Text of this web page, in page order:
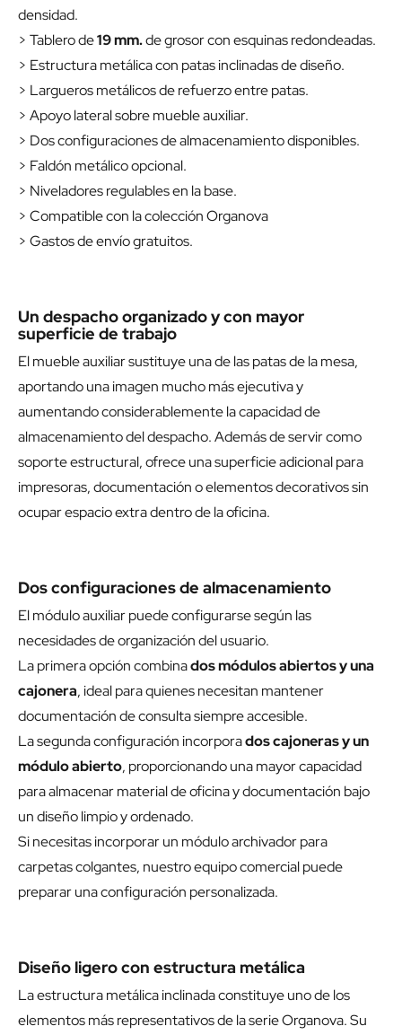
densidad.
> Tablero de19 mm.de grosor con esquinas redondeadas.
> Estructura metálica con patas inclinadas de diseño.
> Largueros metálicos de refuerzo entre patas.
> Apoyo lateral sobre mueble auxiliar.
> Dos configuraciones de almacenamiento disponibles.
> Faldón metálico opcional.
> Niveladores regulables en la base.
> Compatible con la colección Organova
> Gastos de envío gratuitos.
Un despacho organizado y con mayor
superficie de trabajo
El mueble auxiliar sustituye una de las patas de la mesa,
aportando una imagen mucho más ejecutiva y
aumentando considerablemente la capacidad de
almacenamiento del despacho. Además de servir como
soporte estructural, ofrece una superficie adicional para
impresoras, documentación o elementos decorativos sin
ocupar espacio extra dentro de la oficina.
Dos configuraciones de almacenamiento
El módulo auxiliar puede configurarse según las
necesidades de organización del usuario.
La primera opción combinados módulos abiertos y una
cajonera, ideal para quienes necesitan mantener
documentación de consulta siempre accesible.
La segunda configuración incorporados cajoneras y un
módulo abierto, proporcionando una mayor capacidad
para almacenar material de oficina y documentación bajo
un diseño limpio y ordenado.
Si necesitas incorporar un módulo archivador para
carpetas colgantes, nuestro equipo comercial puede
preparar una configuración personalizada.
Diseño ligero con estructura metálica
La estructura metálica inclinada constituye uno de los
elementos más representativos de la serie Organova. Su